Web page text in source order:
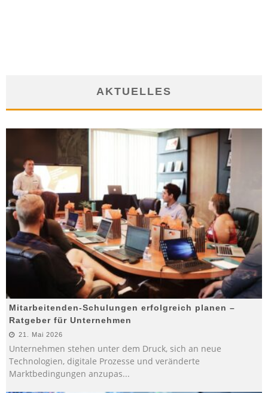
AKTUELLES
Mitarbeitenden-Schulungen erfolgreich planen –
Ratgeber für Unternehmen
21. Mai 2026
Unternehmen stehen unter dem Druck, sich an neue
Technologien, digitale Prozesse und veränderte
Marktbedingungen anzupas...